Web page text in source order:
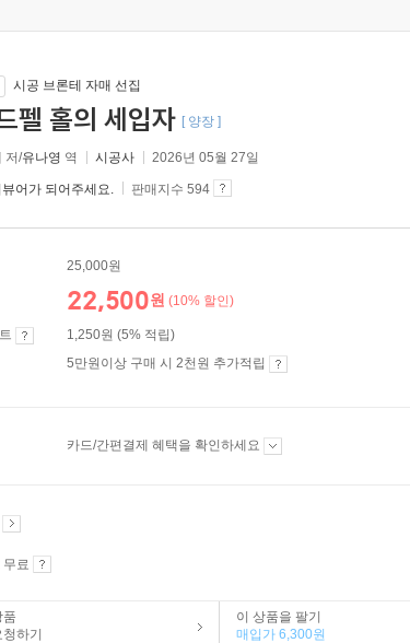
시공 브론테 자매 선집
펠 홀의 세입자 [ 양장 ]
저/유나영 역 시공사 2026년 05월 27일
어가 되어주세요. 판매지수 594
25,000원
22,500원 (10% 할인)
1,250원 (5% 적립)
5만원이상 구매 시 2천원 추가적립
카드/간편결제 혜택을 확인하세요
무료
품
하기
이 상품을 팔기
매입가 6,300원